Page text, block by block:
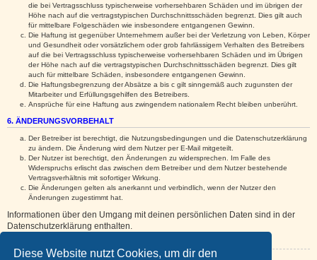
Diese Website nutzt Cookies, um dir den
die bei Vertragsschluss typischerweise vorhersehbaren Schäden und im übrigen der
Höhe nach auf die vertragstypischen Durchschnittsschäden begrenzt. Dies gilt auch
für mittelbare Folgeschäden wie insbesondere entgangenen Gewinn.
Die Haftung ist gegenüber Unternehmern außer bei der Verletzung von Leben, Körper
und Gesundheit oder vorsätzlichem oder grob fahrlässigem Verhalten des Betreibers
auf die bei Vertragsschluss typischerweise vorhersehbaren Schäden und im Übrigen
der Höhe nach auf die vertragstypischen Durchschnittsschäden begrenzt. Dies gilt
auch für mittelbare Schäden, insbesondere entgangenen Gewinn.
Die Haftungsbegrenzung der Absätze a bis c gilt sinngemäß auch zugunsten der
Mitarbeiter und Erfüllungsgehilfen des Betreibers.
Ansprüche für eine Haftung aus zwingendem nationalem Recht bleiben unberührt.
6. ÄNDERUNGSVORBEHALT
Der Betreiber ist berechtigt, die Nutzungsbedingungen und die Datenschutzerklärung
zu ändern. Die Änderung wird dem Nutzer per E-Mail mitgeteilt.
Der Nutzer ist berechtigt, den Änderungen zu widersprechen. Im Falle des
Widerspruchs erlischt das zwischen dem Betreiber und dem Nutzer bestehende
Vertragsverhältnis mit sofortiger Wirkung.
Die Änderungen gelten als anerkannt und verbindlich, wenn der Nutzer den
Änderungen zugestimmt hat.
Informationen über den Umgang mit deinen persönlichen Daten sind in der
Datenschutzerklärung enthalten.